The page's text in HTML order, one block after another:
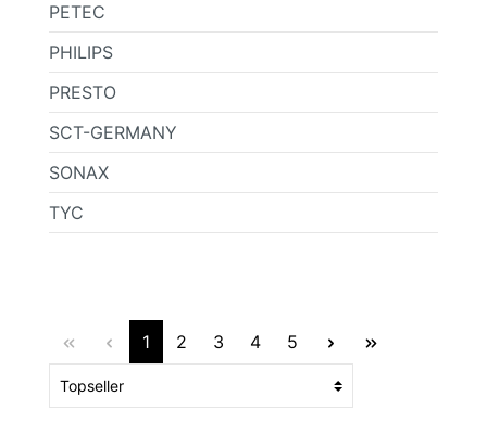
PETEC
PHILIPS
PRESTO
SCT-GERMANY
SONAX
TYC
1 2 3 4 5